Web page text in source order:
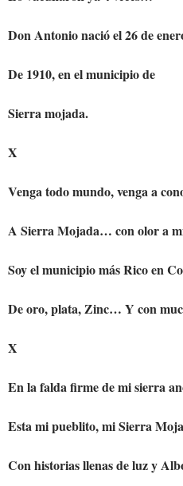
Don Antonio nació el 26 de
De 1910, en el municipio de
Sierra mojada.
X
Venga todo mundo, venga a
A Sierra Mojada… con olor a
Soy el municipio más Rico en
De oro, plata, Zinc… Y con
X
En la falda firme de mi sierra
Esta mi pueblito, mi Sierra
Con historias llenas de luz y